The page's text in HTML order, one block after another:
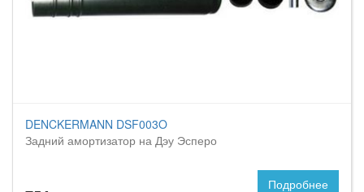
DENCKERMANN DSF003O
Задний амортизатор на Дэу Эсперо
Подробнее